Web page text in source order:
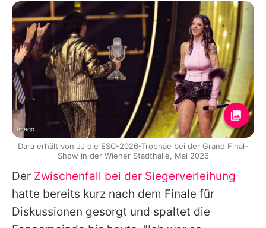
Der Zwischenfall bei der Siegerverleihung
hatte bereits kurz nach dem Finale für
Diskussionen gesorgt und spaltet die
Imago
Dara erhält von JJ die ESC-2026-Trophäe bei der Grand Final-
Show in der Wiener Stadthalle, Mai 2026